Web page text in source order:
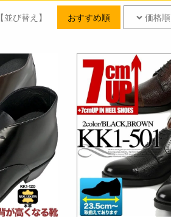
【並び替え】 おすすめ順 価格順